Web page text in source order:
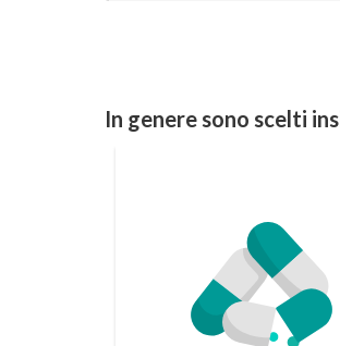
In genere sono scelti